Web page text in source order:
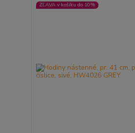
ZĽAVA v košíku do 10%